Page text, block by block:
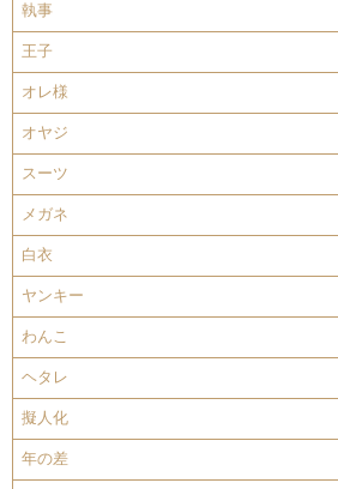
執事
王子
オレ様
オヤジ
スーツ
メガネ
白衣
ヤンキー
わんこ
ヘタレ
擬人化
年の差